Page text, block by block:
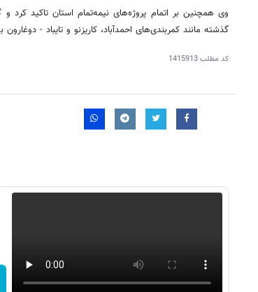
وی همچنین بر اتمام پروژه‌های نیمه‌تمام استان تاکید کرد
گذشته مانند کمربندی‌های احمدآباد، کاریزنو و تایباد -
کد مطلب1415913